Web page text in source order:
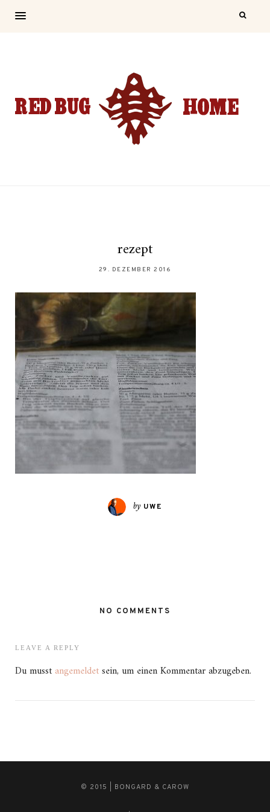
rezept
29. DEZEMBER 2016
by UWE
NO COMMENTS
LEAVE A REPLY
Du musst angemeldetsein, um einen Kommentar abzugeben.
© 2015 | BONGARD & CAROW